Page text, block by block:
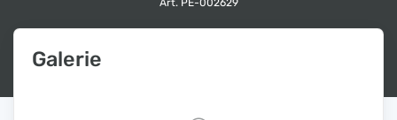
Art. PE-002629
Galerie